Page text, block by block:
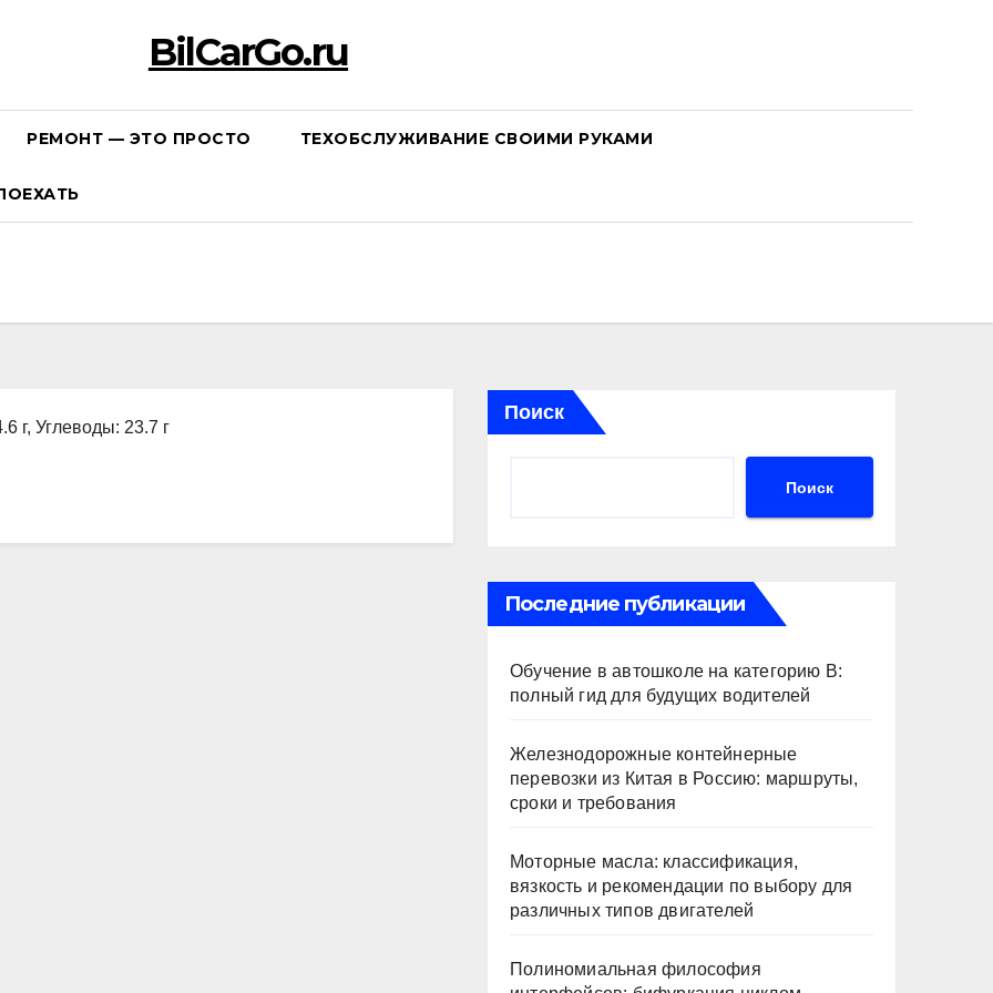
BilCarGo.ru
РЕМОНТ — ЭТО ПРОСТО ТЕХОБСЛУЖИВАНИЕ СВОИМИ РУКАМИ
г, Углеводы: 23.7 г
Поиск
Поиск
Последние публикации
Обучение в автошколе на категорию В:
полный гид для будущих водителей
Железнодорожные контейнерные
перевозки из Китая в Россию: маршруты,
сроки и требования
Моторные масла: классификация,
вязкость и рекомендации по выбору для
различных типов двигателей
Полиномиальная философия